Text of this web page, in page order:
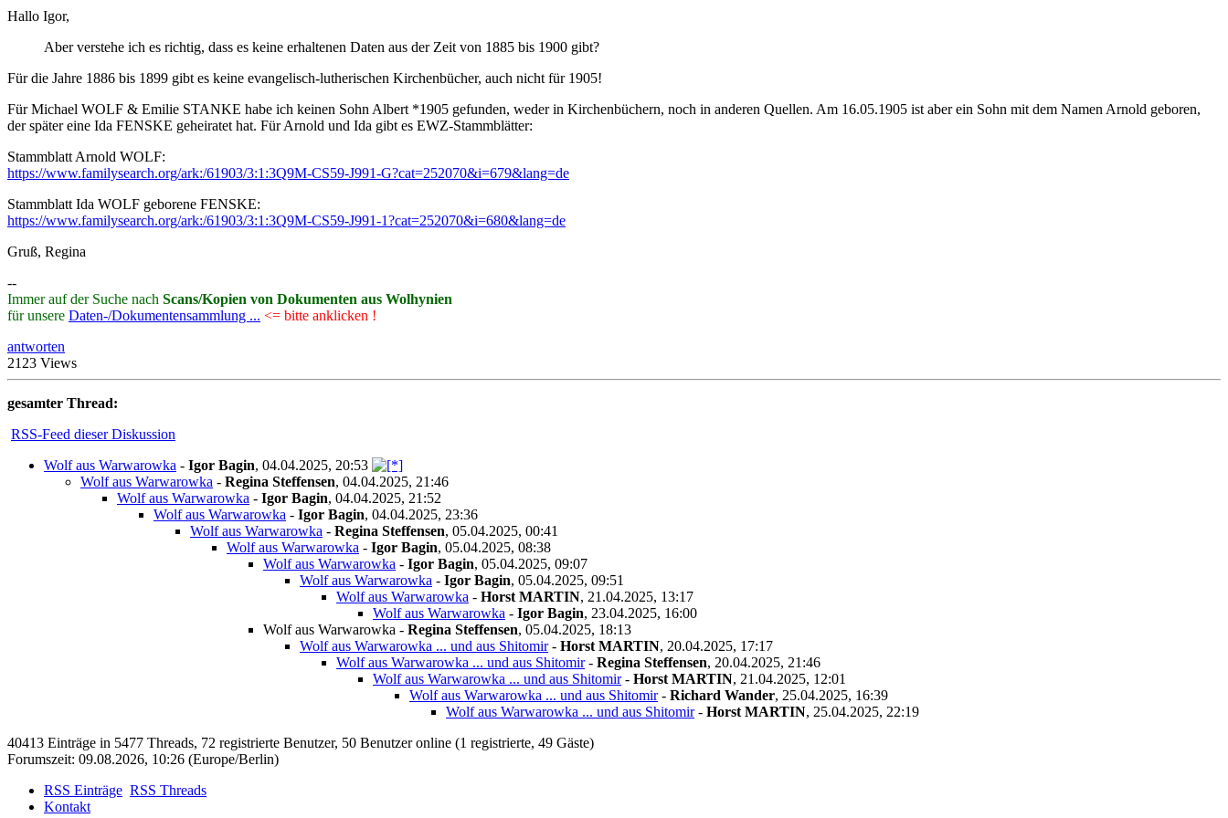
Hallo Igor,
Aber verstehe ich es richtig, dass es keine erhaltenen Daten aus der Zeit von 1885 bis 1900 gibt?
Für die Jahre 1886 bis 1899 gibt es keine evangelisch-lutherischen Kirchenbücher, auch nicht für 1905!
Für Michael WOLF & Emilie STANKE habe ich keinen Sohn Albert *1905 gefunden, weder in Kirchenbüchern, noch in anderen Quellen. Am 16.05.1905 ist aber ein Sohn mit dem Namen Arnold geboren,
der später eine Ida FENSKE geheiratet hat. Für Arnold und Ida gibt es EWZ-Stammblätter:
Stammblatt Arnold WOLF:
https://www.familysearch.org/ark:/61903/3:1:3Q9M-CS59-J991-G?cat=252070&i=679&lang=de
Stammblatt Ida WOLF geborene FENSKE:
https://www.familysearch.org/ark:/61903/3:1:3Q9M-CS59-J991-1?cat=252070&i=680&lang=de
Gruß, Regina
--
Immer auf der Suche nach Scans/Kopien von Dokumenten aus Wolhynien
für unsere Daten-/Dokumentensammlung ... <= bitte anklicken !
antworten
2123 Views
gesamter Thread:
RSS-Feed dieser Diskussion
Wolf aus Warwarowka - Igor Bagin, 04.04.2025, 20:53
Wolf aus Warwarowka - Regina Steffensen, 04.04.2025, 21:46
Wolf aus Warwarowka - Igor Bagin, 04.04.2025, 21:52
Wolf aus Warwarowka - Igor Bagin, 04.04.2025, 23:36
Wolf aus Warwarowka - Regina Steffensen, 05.04.2025, 00:41
Wolf aus Warwarowka - Igor Bagin, 05.04.2025, 08:38
Wolf aus Warwarowka - Igor Bagin, 05.04.2025, 09:07
Wolf aus Warwarowka - Igor Bagin, 05.04.2025, 09:51
Wolf aus Warwarowka - Horst MARTIN, 21.04.2025, 13:17
Wolf aus Warwarowka - Igor Bagin, 23.04.2025, 16:00
Wolf aus Warwarowka - Regina Steffensen, 05.04.2025, 18:13
Wolf aus Warwarowka ... und aus Shitomir- Horst MARTIN, 20.04.2025, 17:17
Wolf aus Warwarowka ... und aus Shitomir- Regina Steffensen, 20.04.2025, 21:46
Wolf aus Warwarowka ... und aus Shitomir- Horst MARTIN, 21.04.2025, 12:01
Wolf aus Warwarowka ... und aus Shitomir- Richard Wander, 25.04.2025, 16:39
Wolf aus Warwarowka ... und aus Shitomir- Horst MARTIN, 25.04.2025, 22:19
40413 Einträge in 5477 Threads, 72 registrierte Benutzer, 50 Benutzer online (1 registrierte, 49 Gäste)
Forumszeit: 09.08.2026, 10:26 (Europe/Berlin)
RSS Einträge RSS Threads
Kontakt